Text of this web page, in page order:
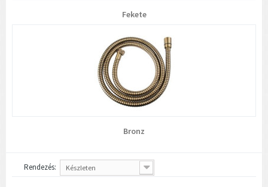
Fekete
Bronz
Rendezés: Készleten